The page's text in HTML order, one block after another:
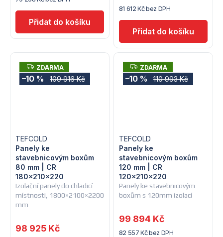
81 612 Kč bez DPH
Z
D
A
R
ZDARMA
109 916 Kč
–10 %
Izolační panely do chladicí
místnosti, 1800×2100×2200
mm
Panely ke
stavebnicovým boxům
80 mm | CR
180×210×220
TEFCOLD
98 925 Kč
Z
D
A
R
ZDARMA
110 993 Kč
–10 %
Panely ke stavebnicovým
boxům s 120mm izolací
Panely ke
stavebnicovým boxům
120 mm | CR
120x210x220
TEFCOLD
82 557 Kč bez DPH
99 894 Kč